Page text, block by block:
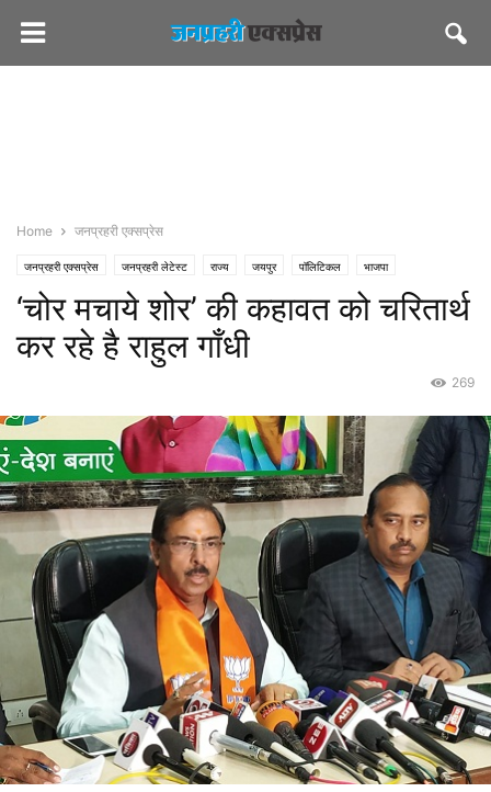
Home जनप्रहरी एक्सप्रेस
जनप्रहरी एक्सप्रेस जनप्रहरी लेटेस्ट राज्य जयपुर पॉलिटिकल भाजपा
‘चोर मचाये शोर’ की कहावत को चरितार्थ
कर रहे है राहुल गाँधी
269